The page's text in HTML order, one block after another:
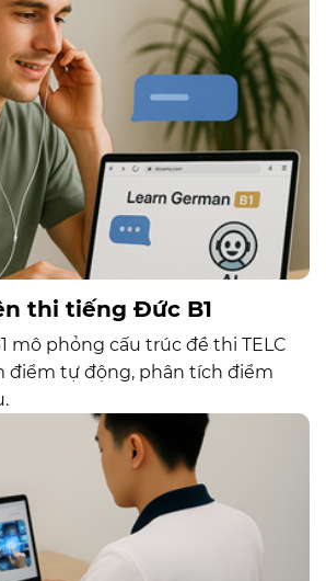
thi tiếng Đức B1
mô phỏng cấu trúc đề thi TELC
điểm tự động, phân tích điểm